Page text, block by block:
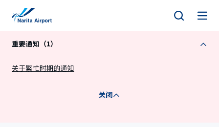
重要通知（1）
关于繁忙时期的通知
关闭